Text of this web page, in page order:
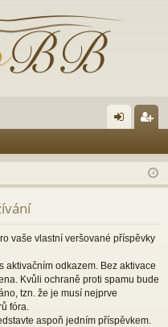
lá
sit
ist
ro
t
vaše vlastní veršované příspěvky
aktivačním odkazem. Bez aktivace
Kvůli ochraně proti spamu bude
tzn. že je musí nejprve
fóra.
aspoň jedním příspěvkem.